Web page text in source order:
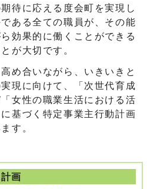
待に応える度会町を実現し
ある全ての職員が、その能
効果的に働くことができる
が大切です。
め合いながら、いきいきと
現に向けて、「次世代育成
女性の職業生活における活
基づく特定事業主行動計画
す。
画